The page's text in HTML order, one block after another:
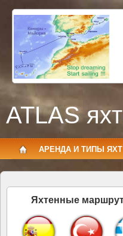
ATLAS
АРЕНДА И ТИПЫ ЯХТ
Яхтенные